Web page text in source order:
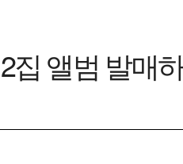
집 앨범 발매